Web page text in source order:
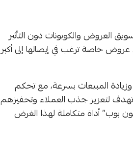
العروض والكوبونات دون التأثير
عروض خاصة ترغب في إيصالها إلى أكبر
المبيعات بسرعة، مع تحكم
تهدف لتعزيز جذب العملاء وتحفيزهم
بوب” أداة متكاملة لهذا الغرض